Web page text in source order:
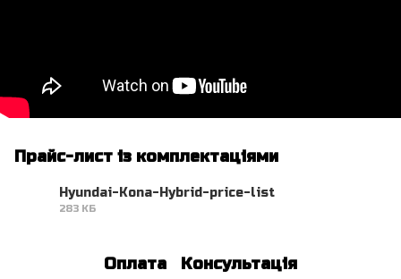
Прайс-лист із комплектаціями
Hyundai-Kona-Hybrid-price-list
283 КБ
Оплата Консультація